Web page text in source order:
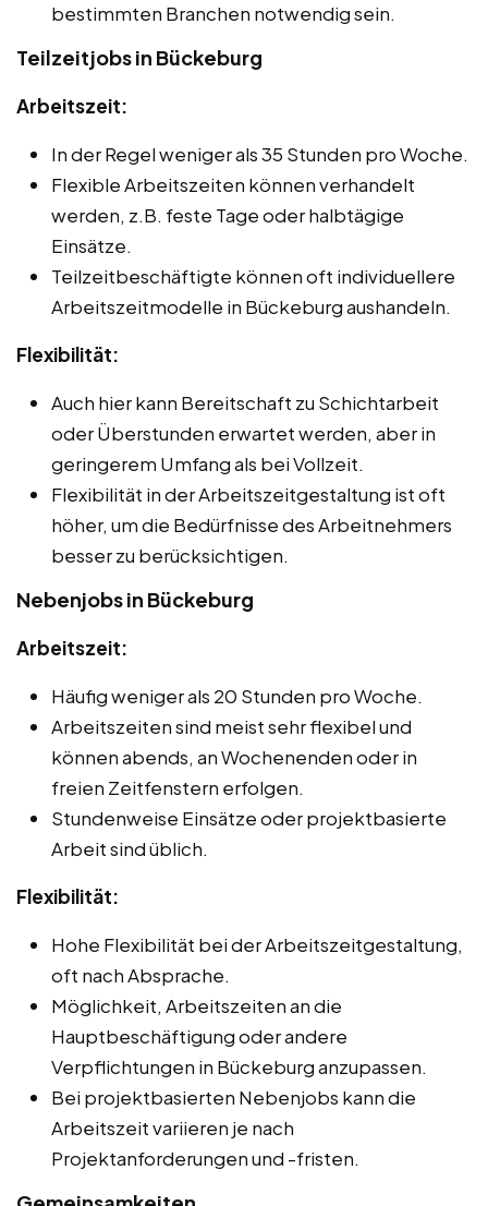
bestimmten Branchen notwendig sein.
Teilzeitjobs in Bückeburg
Arbeitszeit:
In der Regel weniger als 35 Stunden pro Woche.
Flexible Arbeitszeiten können verhandelt
werden, z.B. feste Tage oder halbtägige
Einsätze.
Teilzeitbeschäftigte können oft individuellere
Arbeitszeitmodelle in Bückeburg aushandeln.
Flexibilität:
Auch hier kann Bereitschaft zu Schichtarbeit
oder Überstunden erwartet werden, aber in
geringerem Umfang als bei Vollzeit.
Flexibilität in der Arbeitszeitgestaltung ist oft
höher, um die Bedürfnisse des Arbeitnehmers
besser zu berücksichtigen.
Nebenjobs in Bückeburg
Arbeitszeit:
Häufig weniger als 20 Stunden pro Woche.
Arbeitszeiten sind meist sehr flexibel und
können abends, an Wochenenden oder in
freien Zeitfenstern erfolgen.
Stundenweise Einsätze oder projektbasierte
Arbeit sind üblich.
Flexibilität:
Hohe Flexibilität bei der Arbeitszeitgestaltung,
oft nach Absprache.
Möglichkeit, Arbeitszeiten an die
Hauptbeschäftigung oder andere
Verpflichtungen in Bückeburg anzupassen.
Bei projektbasierten Nebenjobs kann die
Arbeitszeit variieren je nach
Projektanforderungen und -fristen.